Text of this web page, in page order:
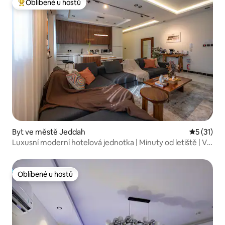
Nejlepší v kategorii Oblíbené u hostů
Oblíbené u hostů
Byt ve městě Jeddah
5 (31)
Luxusní moderní hotelová jednotka | Minuty od letiště | V
Oblíbené u hostů
Oblíbené u hostů